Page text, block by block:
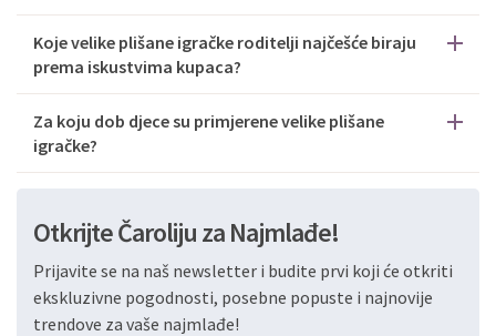
Koje velike plišane igračke roditelji najčešće biraju
prema iskustvima kupaca?
Za koju dob djece su primjerene velike plišane
igračke?
Otkrijte Čaroliju za Najmlađe!
Prijavite se na naš newsletter i budite prvi koji će otkriti
ekskluzivne pogodnosti, posebne popuste i najnovije
trendove za vaše najmlađe!